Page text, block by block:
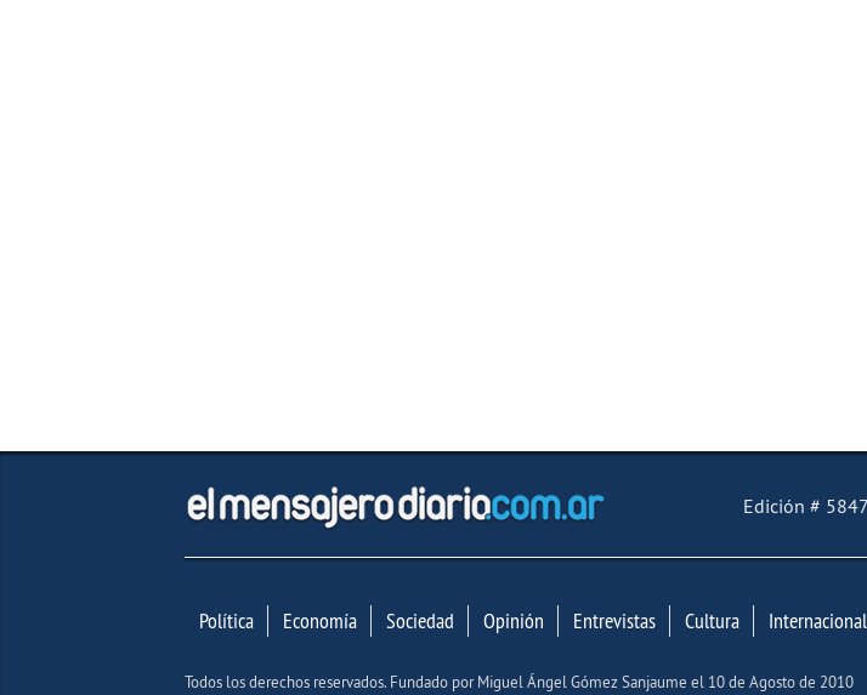
El Mensajero
Edición #
Política Economía Sociedad Opinión Entrevistas Cultura
Todos los derechos reservados. Fundado por Miguel Ángel Gómez Sanjaume el 10 de Agosto de 2010